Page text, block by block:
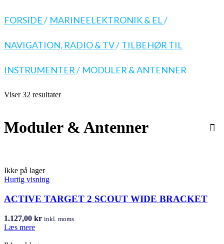
FORSIDE/ MARINEELEKTRONIK & EL/
NAVIGATION, RADIO & TV/ TILBEHØR TIL
INSTRUMENTER/ MODULER & ANTENNER
Viser 32 resultater
Moduler & Antenner
Ikke på lager
Hurtig visning
ACTIVE TARGET 2 SCOUT WIDE BRACKET
1.127,00 kr inkl. moms
Læs mere